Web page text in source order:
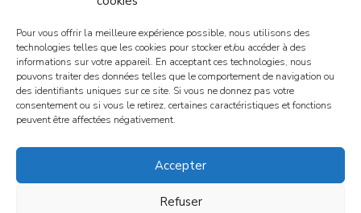
Pour vous offrir la meilleure expérience possible, nous utilisons des
technologies telles que les cookies pour stocker et/ou accéder à des
informations sur votre appareil. En acceptant ces technologies, nous
pouvons traiter des données telles que le comportement de navigation ou
des identifiants uniques sur ce site. Si vous ne donnez pas votre
consentement ou si vous le retirez, certaines caractéristiques et fonctions
peuvent être affectées négativement.
Accepter
Refuser
Facebook
YouTube
LinkedIn
Instagram
Press